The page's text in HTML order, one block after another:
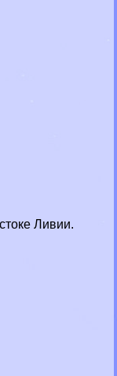
Ливии.